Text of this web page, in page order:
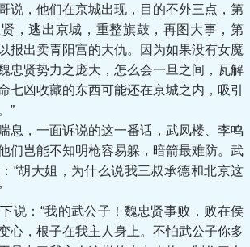
，他们在京城出现，目的不外三点，第
，逃出京城，重整旗鼓，再图大事，第
报出卖青阳宫的大仇。因为如果没有女魔
忠贤势力之庞大，怎么会一旦之间，瓦解
七凶收藏的东西可能还在京城之内，吸引
”
，一面诉说的这一番话，武凤楼、李鸣
们岂能不知明枪容易躲，暗箭最难防。武
“胡大姐，为什么说我三叔承德和北京这
：“我的武公子！魏忠贤事败，败在侯
心，根子在我主人身上。不怕武公子你多